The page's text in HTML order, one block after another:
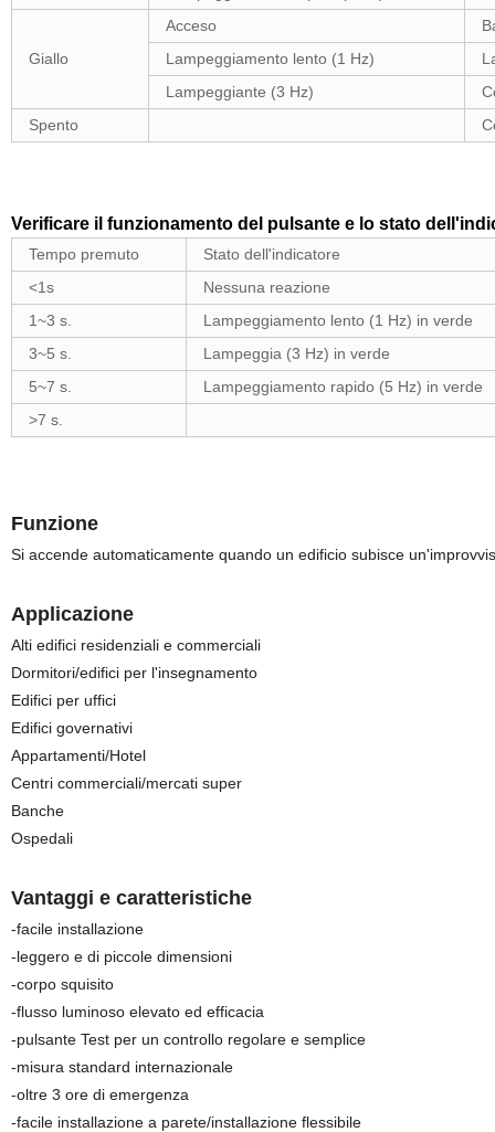
Giallo
Acceso
Lampeggiamento lento (1 Hz)
Lampeggiante (3 Hz)
Spento
Verificare il funzionamento del pulsante e lo stato
Tempo premuto
Stato dell'indicatore
<1s
Nessuna reazione
1~3 s.
Lampeggiamento lento (1 Hz) in verde
3~5 s.
Lampeggia (3 Hz) in verde
5~7 s.
Lampeggiamento rapido (5 Hz) in verde
>7 s.
Funzione
Si accende automaticamente quando un edificio subisce
Applicazione
Alti edifici residenziali e commerciali
Dormitori/edifici per l'insegnamento
Edifici per uffici
Edifici governativi
Appartamenti/Hotel
Centri commerciali/mercati super
Banche
Ospedali
Vantaggi e caratteristiche
-facile installazione
-leggero e di piccole dimensioni
-corpo squisito
-flusso luminoso elevato ed efficacia
-pulsante Test per un controllo regolare e semplice
-misura standard internazionale
-oltre 3 ore di emergenza
-facile installazione a parete/installazione flessibile